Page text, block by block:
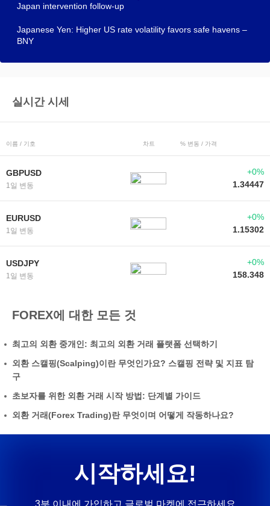
Japan intervention follow-up
Japanese Yen: Higher US rate volatility favors safe havens –
BNY
실시간 시세
이름 / 기호 차트 % 변동 / 가격
GBPUSD
1일 변동
+0%
1.34447
EURUSD
1일 변동
+0%
1.15302
USDJPY
1일 변동
+0%
158.348
FOREX에 대한 모든 것
최고의 외환 중개인: 최고의 외환 거래 플랫폼 선택하기
외환 스캘핑(Scalping)이란 무엇인가요? 스캘핑 전략 및 지표 탐
구
초보자를 위한 외환 거래 시작 방법: 단계별 가이드
외환 거래(Forex Trading)란 무엇이며 어떻게 작동하나요?
시작하세요!
3분 이내에 가입하고 글로벌 마켓에 접근하세요